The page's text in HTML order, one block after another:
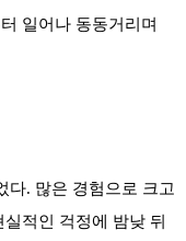
일어나 동동거리며
다. 많은 경험으로 크고
적인 걱정에 밤낮 뒤